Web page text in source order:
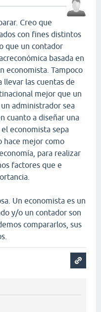
Creo que
con fines distintos
que un contador
basada en
economista. Tampoco
llevar las cuentas de
mejor que un
administrador sea
cuanto a diseñar una
economista sepa
hace mejor como
para realizar
factores que e
Un economista es un
y/o un contador son
compararlos, sus